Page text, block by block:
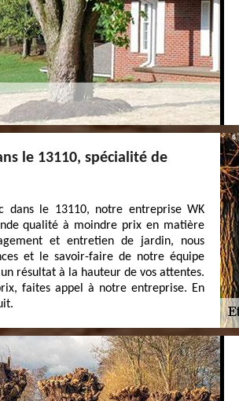
le 13110, spécialité de
dans le 13110, notre entreprise WK
qualité à moindre prix en matière
et entretien de jardin, nous
et le savoir-faire de notre équipe
résultat à la hauteur de vos attentes.
faites appel à notre entreprise. En